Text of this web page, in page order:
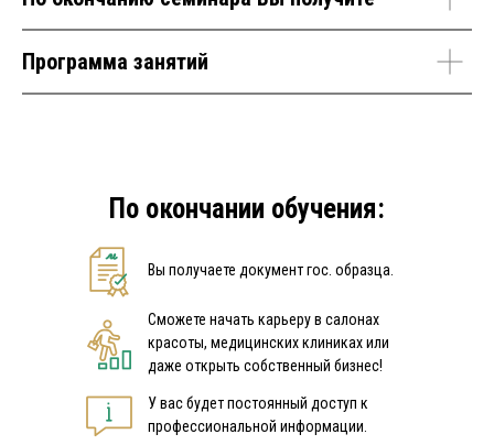
Программа занятий
Вы получаете документ гос. образца.
Сможете начать карьеру в салонах
красоты, медицинских клиниках или
даже открыть собственный бизнес!
У вас будет постоянный доступ к
профессиональной информации.
По окончании обучения: